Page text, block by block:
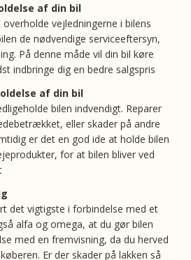
af din bil
vejledningerne i bilens
de nødvendige serviceeftersyn,
På denne måde vil din bil køre
indbringe dig en bedre salgspris
af din bil
bilen indvendigt. Reparer
eller skader på andre
er det en god ide at holde bilen
for at bilen bliver ved
det vigtigste i forbindelse med et
alfa og omega, at du gør bilen
med en fremvisning, da du herved
Er der skader på lakken så